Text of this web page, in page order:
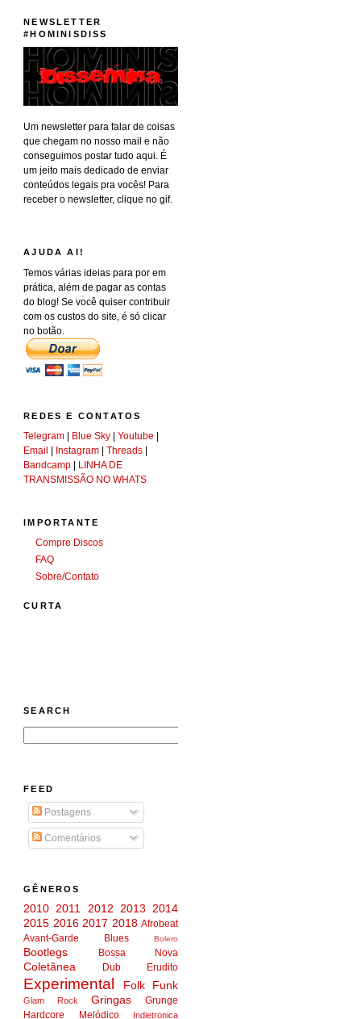
NEWSLETTER
#HOMINISDISS
Um newsletter para falar de coisas
que chegam no nosso mail e não
conseguimos postar tudo aqui. É
um jeito mais dedicado de enviar
conteúdos legais pra vocês! Para
receber o newsletter, clique no gif.
AJUDA AI!
Temos várias ideias para por em
prática, além de pagar as contas
do blog! Se você quiser contribuir
com os custos do site, é só clicar
no botão.
REDES E CONTATOS
Telegram | Blue Sky |Youtube |
Email | Instagram |Threads |
Bandcamp | LINHA DE
TRANSMISSÃO NO WHATS
IMPORTANTE
Compre Discos
FAQ
Sobre/Contato
CURTA
SEARCH
FEED
Postagens
Comentários
GÊNEROS
2010 2011 2012 2013 2014
2015 2016 2017 2018 Afrobeat
Avant-Garde
Blues Bolero
Bootlegs Bossa Nova
Coletânea Dub Erudito
Experimental Folk Funk
Glam Rock Gringas
Grunge
Hardcore Melódico
Indietronica